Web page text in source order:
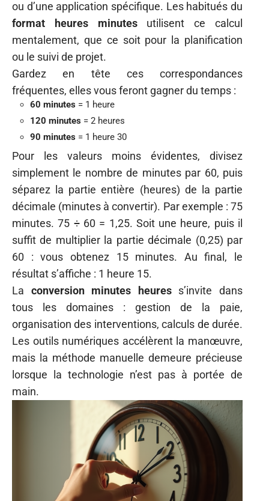
ou d’une application spécifique. Les habitués du
format heures minutesutilisent ce calcul
mentalement, que ce soit pour la planification
ou le suivi de projet.
Gardez en tête ces correspondances
fréquentes, elles vous feront gagner du temps :
60 minutes = 1 heure
120 minutes = 2 heures
90 minutes = 1 heure 30
Pour les valeurs moins évidentes, divisez
simplement le nombre de minutes par 60, puis
séparez la partie entière (heures) de la partie
décimale (minutes à convertir). Par exemple : 75
minutes. 75 ÷ 60 = 1,25. Soit une heure, puis il
suffit de multiplier la partie décimale (0,25) par
60 : vous obtenez 15 minutes. Au final, le
résultat s’affiche : 1 heure 15.
La conversion minutes heuress’invite dans
tous les domaines : gestion de la paie,
organisation des interventions, calculs de durée.
Les outils numériques accélèrent la manœuvre,
mais la méthode manuelle demeure précieuse
lorsque la technologie n’est pas à portée de
main.